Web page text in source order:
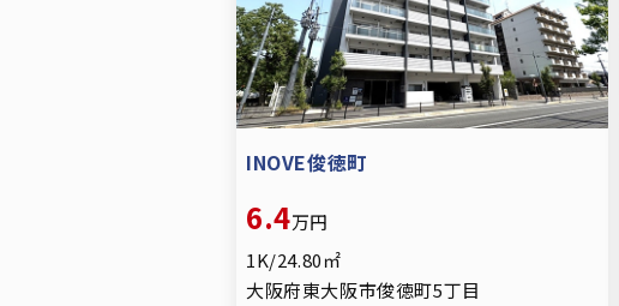
INOVE俊徳町
6.4万円
1K/24.80㎡
大阪府東大阪市俊徳町5丁目